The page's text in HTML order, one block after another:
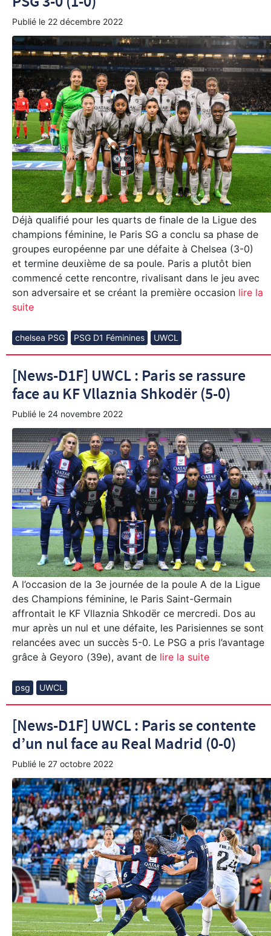
Publié le 22 décembre 2022
Déjà qualifié pour les quarts de finale de la Ligue des
champions féminine, le Paris SG a conclu sa phase de
groupes européenne par une défaite à Chelsea (3-0)
et termine deuxième de sa poule. Paris a plutôt bien
commencé cette rencontre, rivalisant dans le jeu avec
son adversaire et se créant la première occasion lire la
suite
chelsea PSG PSG D1 Féminines UWCL
[News-D1F] UWCL : Paris se rassure
face au KF Vllaznia Shkodër (5-0)
Publié le 24 novembre 2022
A l’occasion de la 3e journée de la poule A de la Ligue
des Champions féminine, le Paris Saint-Germain
affrontait le KF Vllaznia Shkodër ce mercredi. Dos au
mur après un nul et une défaite, les Parisiennes se sont
relancées avec un succès 5-0. Le PSG a pris l’avantage
grâce à Geyoro (39e), avant de lire la suite
psg UWCL
[News-D1F] UWCL : Paris se contente
d’un nul face au Real Madrid (0-0)
Publié le 27 octobre 2022